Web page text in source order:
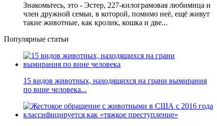
Знакомьтесь, это - Эстер, 227-килограмовая любимица и
член дружной семьи, в которой, помимо неё, ещё живут
такие животные, как кролик, кошка и две...
Популярные статьи
15 видов животных, находящихся на грани вымирания
по вине человека...